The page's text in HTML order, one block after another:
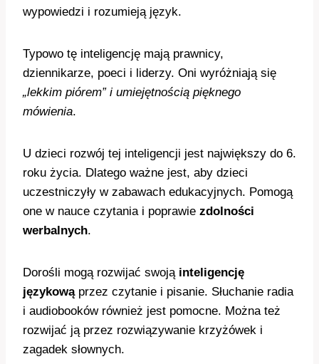
wypowiedzi i rozumieją język.
Typowo tę inteligencję mają prawnicy,
dziennikarze, poeci i liderzy. Oni wyróżniają się
„lekkim piórem” i umiejętnością pięknego
mówienia.
U dzieci rozwój tej inteligencji jest największy do 6.
roku życia. Dlatego ważne jest, aby dzieci
uczestniczyły w zabawach edukacyjnych. Pomogą
one w nauce czytania i poprawie zdolności
werbalnych.
Dorośli mogą rozwijać swoją inteligencję
językowąprzez czytanie i pisanie. Słuchanie radia
i audiobooków również jest pomocne. Można też
rozwijać ją przez rozwiązywanie krzyżówek i
zagadek słownych.